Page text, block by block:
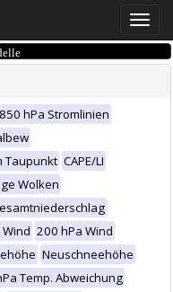
Toggle
850 hPa Stromlinien
Taupunkt CAPE/LI
Wolken
200 hPa Wind
Neuschneehöhe
Temp. Abweichung